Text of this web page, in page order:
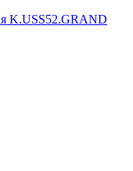
K.USS52.GRAND